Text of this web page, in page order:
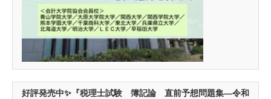
好評発売中✨『税理士試験 簿記論 直前予想問題集―令和